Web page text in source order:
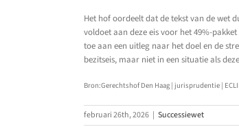
Het hof oordeelt dat de tekst van de wet
voldoet aan deze eis voor het 49%-
toe aan een uitleg naar het doel en de
bezitseis, maar niet in een situatie als
Bron:Gerechtshof Den Haag | jurisprudentie |
februari 26th, 2026 | Successiewet